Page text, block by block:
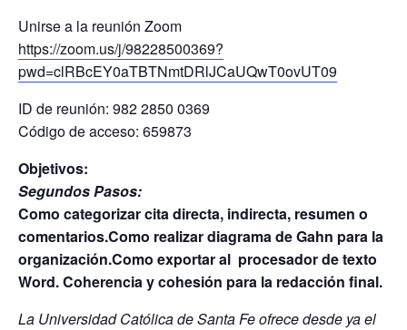
Unirse a la reunión Zoom
https://zoom.us/j/98228500369?
pwd=clRBcEY0aTBTNmtDRlJCaUQwT0ovUT09
ID de reunión: 982 2850 0369
Código de acceso: 659873
Objetivos:
Segundos Pasos:
Como categorizar cita directa, indirecta, resumen o
comentarios.Como realizar diagrama de Gahn para la
organización.Como exportar al procesador de texto
Word. Coherencia y cohesión para la redacción final.
La Universidad Católica de Santa Fe ofrece desde ya el